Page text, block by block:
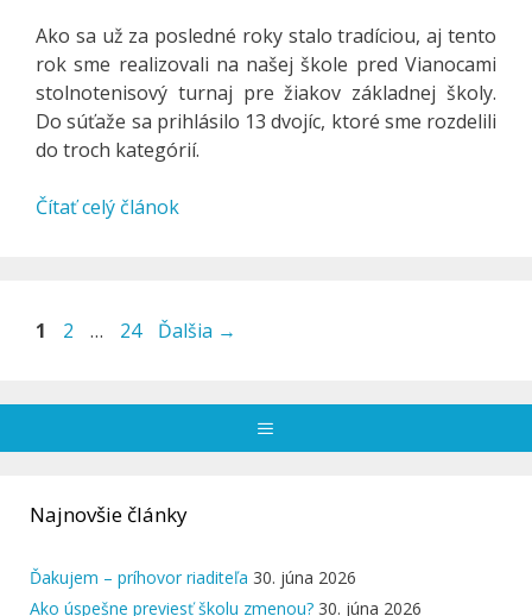
Ako sa už za posledné roky stalo tradíciou, aj tento
rok sme realizovali na našej škole pred Vianocami
stolnotenisový turnaj pre žiakov základnej školy.
Do súťaže sa prihlásilo 13 dvojíc, ktoré sme rozdelili
do troch kategórií.
Čítať celý článok
Stránka
1 Stránka
2 … Stránka
24 Ďalšia →
Najnovšie články
Ďakujem – príhovor riaditeľa 30. júna 2026
Ako úspešne previesť školu zmenou? 30. júna 2026